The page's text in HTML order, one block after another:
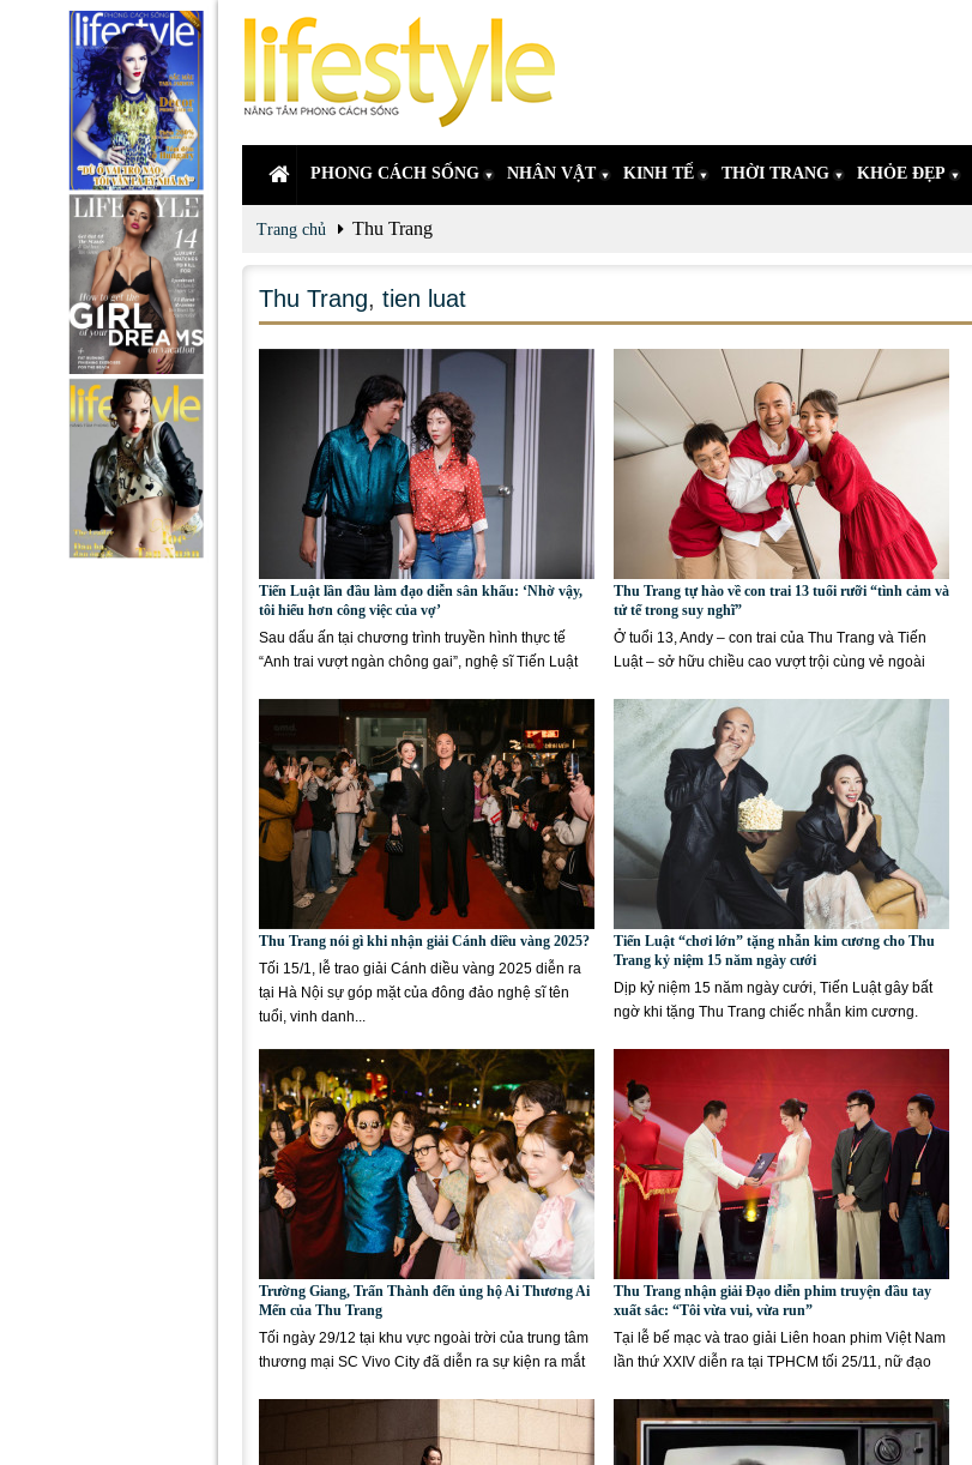
PHONG CÁCH SỐNG NHÂN VẬT KINH TẾ THỜI TRANG KHỎE ĐẸP
Trang chủ Thu Trang
Thu Trang, tien luat
Tiến Luật lần đầu làm đạo diễn sân khấu: ‘Nhờ vậy,
tôi hiểu hơn công việc của vợ’
Sau dấu ấn tại chương trình truyền hình thực tế
“Anh trai vượt ngàn chông gai”, nghệ sĩ Tiến Luật
Thu Trang tự hào về con trai 13 tuổi rưỡi “tình cảm và
tử tế trong suy nghĩ”
Ở tuổi 13, Andy – con trai của Thu Trang và Tiến
Luật – sở hữu chiều cao vượt trội cùng vẻ ngoài
Thu Trang nói gì khi nhận giải Cánh diều vàng 2025?
Tối 15/1, lễ trao giải Cánh diều vàng 2025 diễn ra
tại Hà Nội sự góp mặt của đông đảo nghệ sĩ tên
tuổi, vinh danh...
Tiến Luật “chơi lớn” tặng nhẫn kim cương cho Thu
Trang kỷ niệm 15 năm ngày cưới
Dịp kỷ niệm 15 năm ngày cưới, Tiến Luật gây bất
ngờ khi tặng Thu Trang chiếc nhẫn kim cương.
Trường Giang, Trấn Thành đến ủng hộ Ai Thương Ai
Mến của Thu Trang
Tối ngày 29/12 tại khu vực ngoài trời của trung tâm
thương mại SC Vivo City đã diễn ra sự kiện ra mắt
Thu Trang nhận giải Đạo diễn phim truyện đầu tay
xuất sắc: “Tôi vừa vui, vừa run”
Tại lễ bế mạc và trao giải Liên hoan phim Việt Nam
lần thứ XXIV diễn ra tại TPHCM tối 25/11, nữ đạo